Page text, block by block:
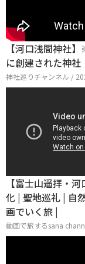
【河口浅間神社
に創建された神社
神社巡りチャンネル /
【富士山遥拝・
化 | 聖地巡礼 | 自
画でいく旅 |
動画で旅するsana